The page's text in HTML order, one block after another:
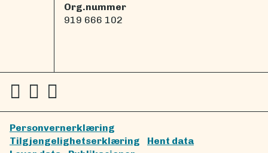
Org.nummer
919 666 102
Personvernerklæring
Tilgjengelighetserklæring
Hent data